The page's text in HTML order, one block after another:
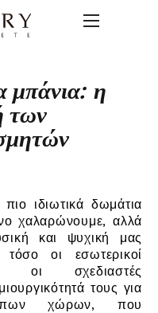
μπάνια: η
των
ιδιωτικά δωμάτια
χαλαρώνουμε, αλλά
και ψυχική μας
οι εσωτερικοί
οι σχεδιαστές
τους για
χώρων, που